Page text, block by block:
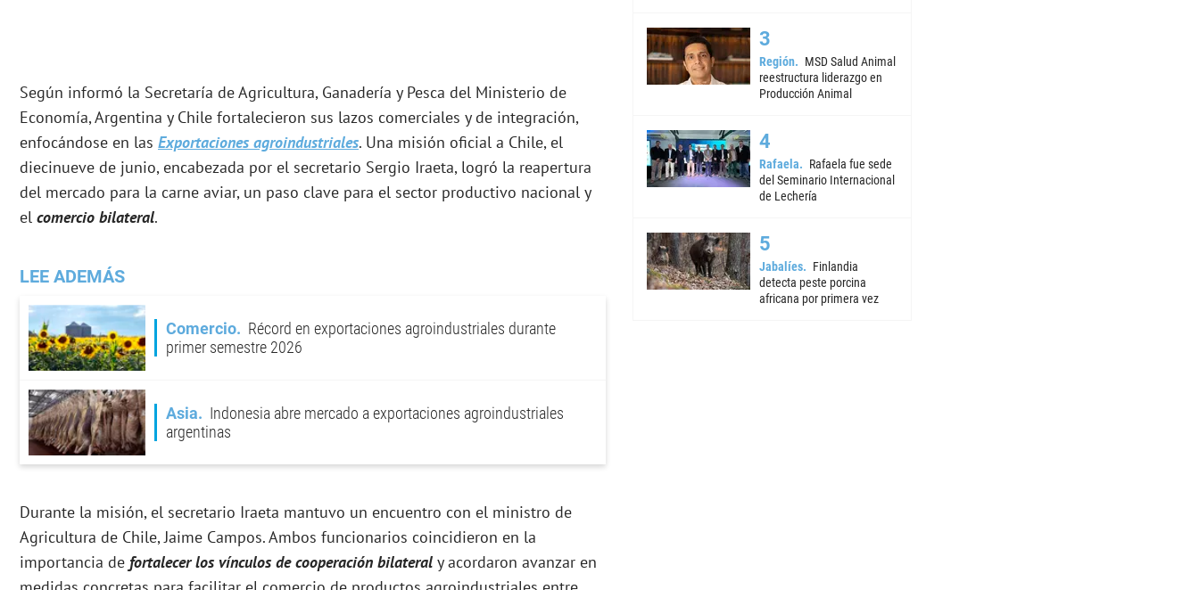
Según informó la Secretaría de Agricultura, Ganadería y Pesca del Ministerio de
Economía, Argentina y Chile fortalecieron sus lazos comerciales y de integración,
enfocándose en las Exportaciones agroindustriales. Una misión oficial a Chile, el
diecinueve de junio, encabezada por el secretario Sergio Iraeta, logró la reapertura
del mercado para la carne aviar, un paso clave para el sector productivo nacional y
el comercio bilateral.
LEE ADEMÁS
Comercio
Récord en exportaciones agroindustriales durante
primer semestre 2026
Asia
Indonesia abre mercado a exportaciones agroindustriales
argentinas
Durante la misión, el secretario Iraeta mantuvo un encuentro con el ministro de
Agricultura de Chile, Jaime Campos. Ambos funcionarios coincidieron en la
importancia de fortalecer los vínculos de cooperación bilateral y acordaron avanzar en
Región
MSD Salud Animal
reestructura liderazgo en
Producción Animal
Rafaela
Rafaela fue sede
del Seminario Internacional
de Lechería
Jabalíes
Finlandia
detecta peste porcina
africana por primera vez